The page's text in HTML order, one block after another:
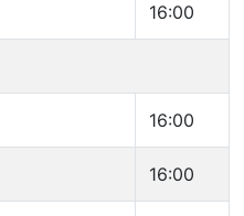
16:00
16:00
16:00